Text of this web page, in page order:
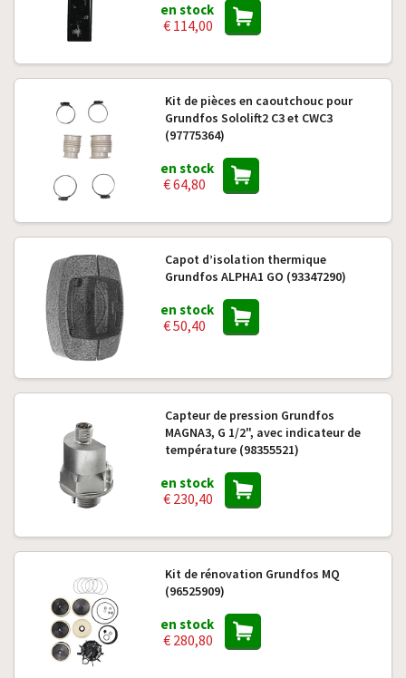
en stock
€ 114,00
Kit de pièces en caoutchouc pour
Grundfos Sololift2 C3 et CWC3
(97775364)
en stock
€ 64,80
Capot d’isolation thermique
Grundfos ALPHA1 GO (93347290)
en stock
€ 50,40
Capteur de pression Grundfos
MAGNA3, G 1/2", avec indicateur de
température (98355521)
en stock
€ 230,40
Kit de rénovation Grundfos MQ
(96525909)
en stock
€ 280,80